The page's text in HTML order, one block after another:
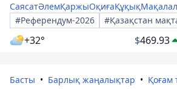
СаясатӘлемҚаржыОқиғаҚұқық
#Референдум-2026
#Қазақстан
+32° $469.93
Басты Барлық жаңалықтар Қоғам